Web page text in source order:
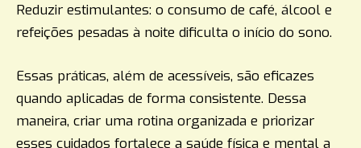
Reduzir estimulantes: o consumo de café, álcool e
refeições pesadas à noite dificulta o início do sono.
Essas práticas, além de acessíveis, são eficazes
quando aplicadas de forma consistente. Dessa
maneira, criar uma rotina organizada e priorizar
esses cuidados fortalece a saúde física e mental a